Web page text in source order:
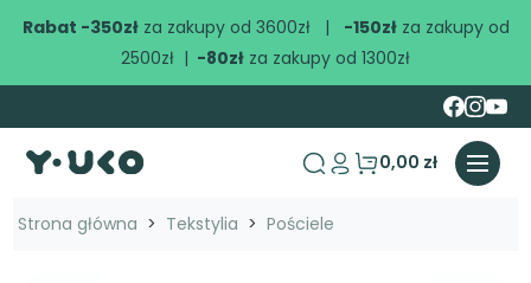
Rabat -350złza zakupy od 3600zł | -150złza zakupy od
2500zł | -80zł za zakupy od 1300zł
search
0,00 zł
Strona główna Tekstylia Pościele